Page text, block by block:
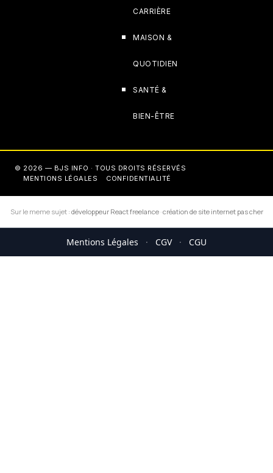
CARRIÈRE
MAISON &
QUOTIDIEN
SANTÉ &
BIEN-ÊTRE
© 2026 — BJS INFO · TOUS DROITS RÉSERVÉS
MENTIONS LÉGALES
CONFIDENTIALITÉ
Sur le meme sujet : développeur React freelance·création de site internet pas cher
Mentions Légales · CGV · CGU